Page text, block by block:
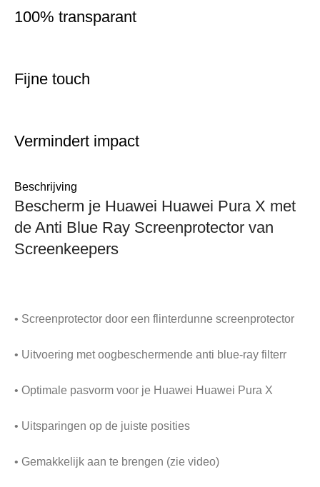
100% transparant
Fijne touch
Vermindert impact
Beschrijving
Bescherm je Huawei Huawei Pura X met
de Anti Blue Ray Screenprotector van
Screenkeepers
• Screenprotector door een flinterdunne screenprotector
• Uitvoering met oogbeschermende anti blue-ray filterr
• Optimale pasvorm voor je Huawei Huawei Pura X
• Uitsparingen op de juiste posities
• Gemakkelijk aan te brengen (zie video)